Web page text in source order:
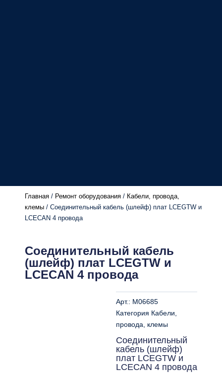
Главная / Ремонт оборудования / Кабели, провода,
клемы / Соединительный кабель (шлейф) плат LCEGTW и
LCECAN 4 провода
Соединительный кабель
(шлейф) плат LCEGTW и
LCECAN 4 провода
Арт.: M06685
Категория Кабели,
провода, клемы
Соединительный
кабель (шлейф)
плат LCEGTW и
LCECAN 4 провода